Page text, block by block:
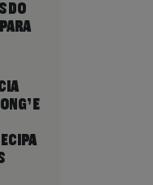
DO
E